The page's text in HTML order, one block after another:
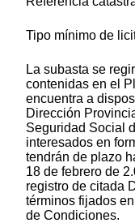
Tipo mínimo de
La subasta se
contenidas en el
encuentra a
Dirección
Seguridad Social
interesados en
tendrán de plazo
18 de febrero de
registro de citada
términos fijados
de Condiciones.